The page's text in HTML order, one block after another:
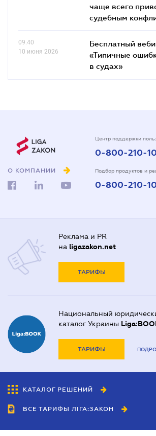
чаще всего
судебным
09.40
10 июня 2026
Бесплатный
«Типичные
в судах»
О КОМПАНИИ
Центр поддержки
0-800-210-
Подбор продуктов и
0-800-210-
Реклама и PR
на ligazakon.net
ТАРИФЫ
Национальный
каталог Украины
ТАРИФЫ
КАТАЛОГ РЕШЕНИЙ
ВСЕ ТАРИФЫ ЛІГА:ЗАКОН